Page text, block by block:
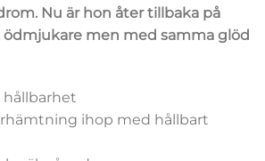
Nu är hon åter tillbaka på
ödmjukare men med samma glöd
hållbarhet
ihop med hållbart